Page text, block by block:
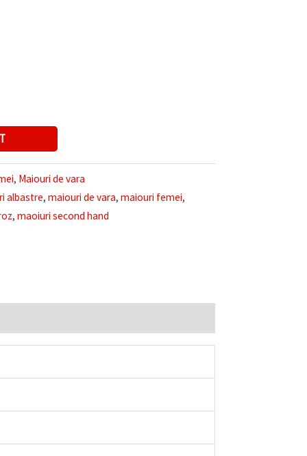
, Maiouri de vara
albastre,maiouri de vara,maiouri femei,
,maoiuri second hand